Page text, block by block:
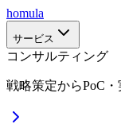
homula
サービス
コンサルティング
戦略策定からPoC